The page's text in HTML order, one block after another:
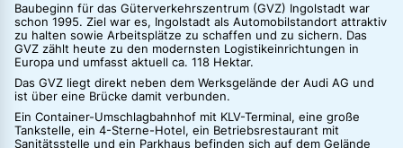
Baubeginn für das Güterverkehrszentrum (GVZ) Ingolstadt war
schon 1995. Ziel war es, Ingolstadt als Automobilstandort attraktiv
zu halten sowie Arbeitsplätze zu schaffen und zu sichern. Das
GVZ zählt heute zu den modernsten Logistikeinrichtungen in
Europa und umfasst aktuell ca. 118 Hektar.
Das GVZ liegt direkt neben dem Werksgelände der Audi AG und
ist über eine Brücke damit verbunden.
Ein Container-Umschlagbahnhof mit KLV-Terminal, eine große
Tankstelle, ein 4-Sterne-Hotel, ein Betriebsrestaurant mit
Sanitätsstelle und ein Parkhaus befinden sich auf dem Gelände